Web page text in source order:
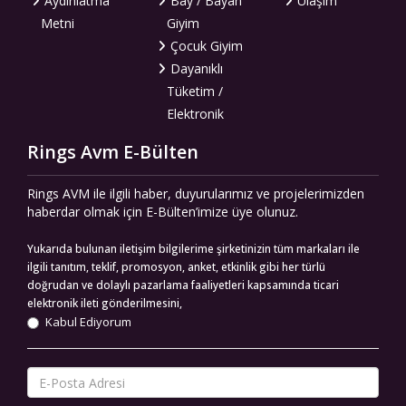
Metni
Giyim
Çocuk Giyim
Dayanıklı
Tüketim /
Elektronik
Rings Avm E-Bülten
Rings AVM ile ilgili haber, duyurularımız ve projelerimizden
haberdar olmak için E-Bülten’imize üye olunuz.
Yukarıda bulunan iletişim bilgilerime şirketinizin tüm markaları ile
ilgili tanıtım, teklif, promosyon, anket, etkinlik gibi her türlü
doğrudan ve dolaylı pazarlama faaliyetleri kapsamında ticari
elektronik ileti gönderilmesini,
Kabul Ediyorum